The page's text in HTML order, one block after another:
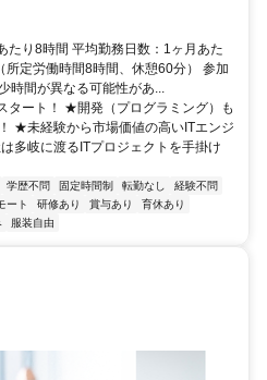
たり8時間 平均勤務日数：1ヶ月あた
所定労働時間8時間、休憩60分） 参加
時間が異なる可能性があ...
タート！ ★開発（プログラミング）も
★未経験から市場価値の高いITエンジ
多岐に渡るITプロジェクトを手掛け
学歴不問 固定時間制 転勤なし
経験不問
ート 研修あり 賞与あり
育休あり
服装自由